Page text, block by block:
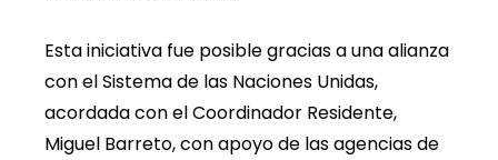
Esta iniciativa fue posible gracias a una alianza
con el Sistema de las Naciones Unidas,
acordada con el Coordinador Residente,
Miguel Barreto, con apoyo de las agencias de